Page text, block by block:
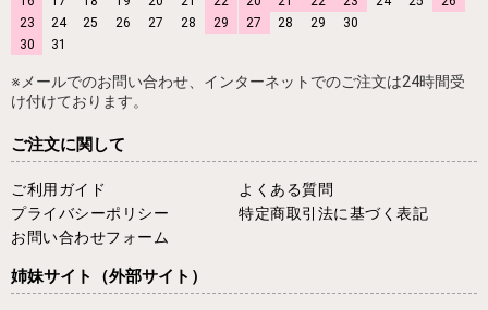
23
24 25 26 27 28
29
30
31
27
28 29 30
※メールでのお問い合わせ、インターネットでのご注文は24時間受
け付けております。
ご注文に関して
ご利用ガイド
よくある質問
プライバシーポリシー
特定商取引法に基づく表記
お問い合わせフォーム
姉妹サイト （外部サイト）